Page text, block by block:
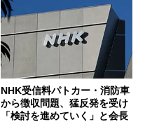
NHK受信料パトカー・消防車
から徴収問題、猛反発を受け
「検討を進めていく」と会長